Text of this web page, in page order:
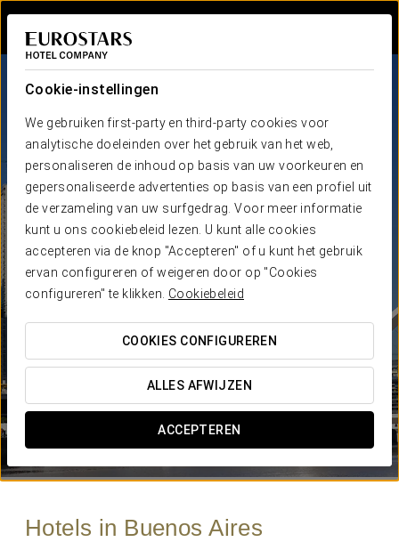
Cookie-instellingen
We gebruiken first-party en third-party cookies voor
analytische doeleinden over het gebruik van het web,
personaliseren de inhoud op basis van uw voorkeuren en
gepersonaliseerde advertenties op basis van een profiel uit
de verzameling van uw surfgedrag. Voor meer informatie
kunt u ons cookiebeleid lezen. U kunt alle cookies
accepteren via de knop "Accepteren" of u kunt het gebruik
ervan configureren of weigeren door op "Cookies
configureren" te klikken. Cookiebeleid
COOKIES CONFIGUREREN
ALLES AFWIJZEN
ACCEPTEREN
Hotels in Buenos Aires